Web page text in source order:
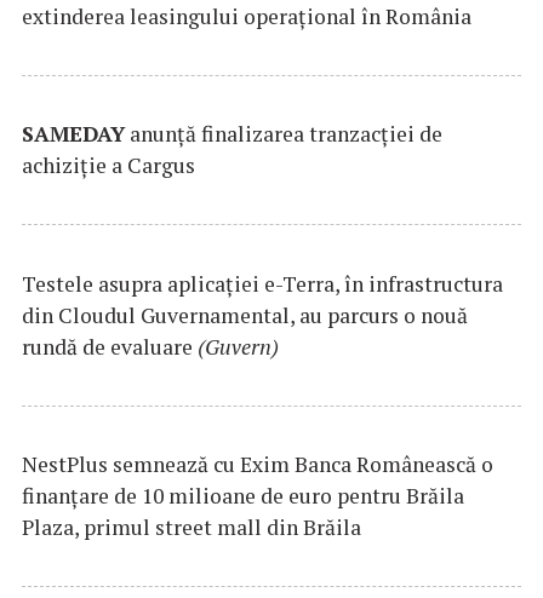
extinderea leasingului operațional în România
SAMEDAYanunță finalizarea tranzacției de
achiziție a Cargus
Testele asupra aplicaţiei e-Terra, în infrastructura
din Cloudul Guvernamental, au parcurs o nouă
rundă de evaluare (Guvern)
NestPlus semnează cu Exim Banca Românească o
finanțare de 10 milioane de euro pentru Brăila
Plaza, primul street mall din Brăila